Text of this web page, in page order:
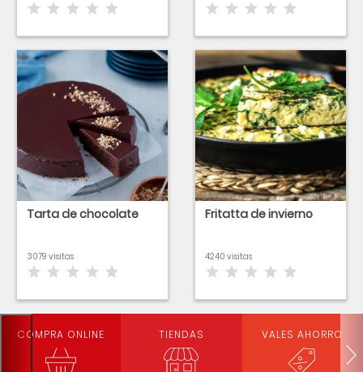
Tarta de chocolate
3079 visitas
Fritatta de invierno
4240 visitas
COMPRA ONLINE TIENDAS VALES AHORRO